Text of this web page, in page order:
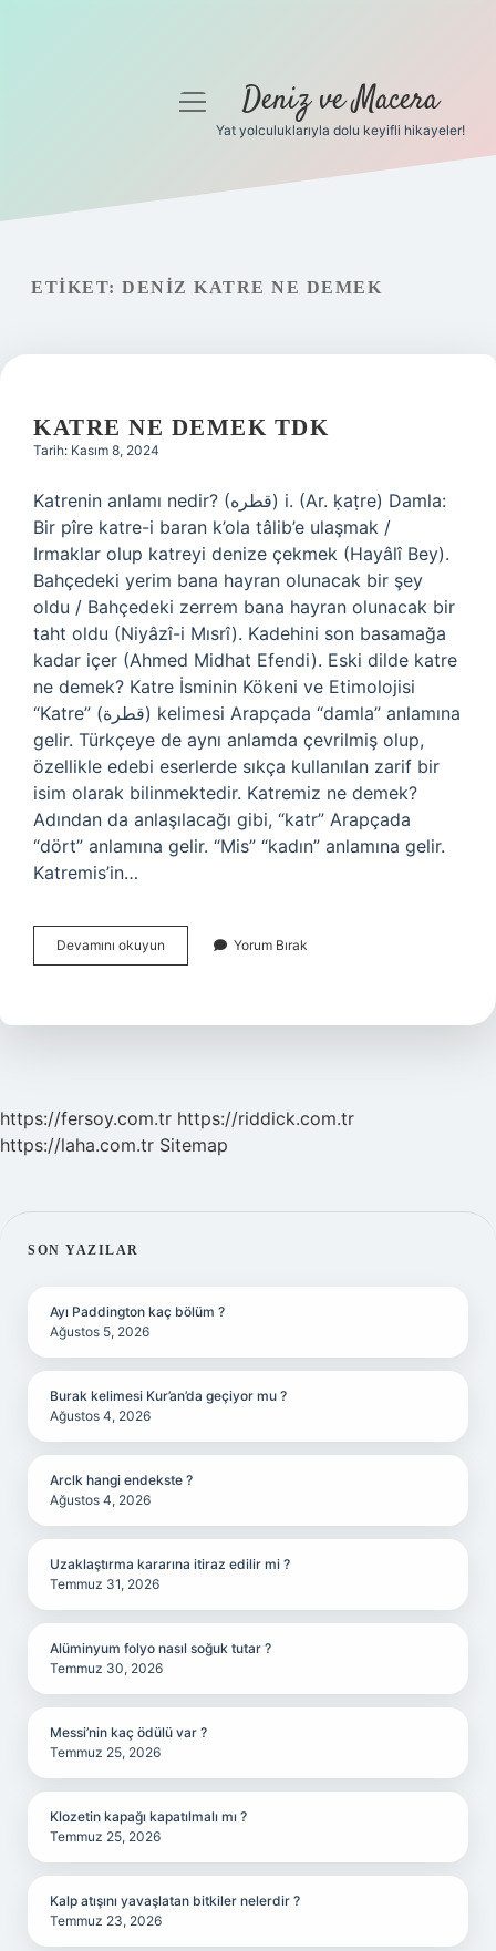
Gizlilik Politikası
menüyüDeniz ve Macera
Yat yolculuklarıyla dolu keyifli hikayeler!
ETIKET: DENIZ KATRE NE DEMEK
KATRE NE DEMEK TDK
Tarih: Kasım 8, 2024
Katrenin anlamı nedir? (ﻗﻄﺮﻩ) i. (Ar. ḳaṭre) Damla:
Bir pîre katre-i baran k’ola tâlib’e ulaşmak /
Irmaklar olup katreyi denize çekmek (Hayâlî Bey).
Bahçedeki yerim bana hayran olunacak bir şey
oldu / Bahçedeki zerrem bana hayran olunacak bir
taht oldu (Niyâzî-i Mısrî). Kadehini son basamağa
kadar içer (Ahmed Midhat Efendi). Eski dilde katre
ne demek? Katre İsminin Kökeni ve Etimolojisi
“Katre” (قطرة) kelimesi Arapçada “damla” anlamına
gelir. Türkçeye de aynı anlamda çevrilmiş olup,
özellikle edebi eserlerde sıkça kullanılan zarif bir
isim olarak bilinmektedir. Katremiz ne demek?
Adından da anlaşılacağı gibi, “katr” Arapçada
“dört” anlamına gelir. “Mis” “kadın” anlamına gelir.
Katremis’in…
Devamını okuyun
Ne
Yorum Bırak
https://fersoy.com.tr https://riddick.com.tr
https://laha.com.tr Sitemap
SIDEBAR
SON YAZILAR
Ayı Paddington kaç bölüm ?
Ağustos 5, 2026
Burak kelimesi Kur’an’da geçiyor mu ?
Ağustos 4, 2026
Arclk hangi endekste ?
Ağustos 4, 2026
Uzaklaştırma kararına itiraz edilir mi ?
Temmuz 31, 2026
Alüminyum folyo nasıl soğuk tutar ?
Temmuz 30, 2026
Messi’nin kaç ödülü var ?
Temmuz 25, 2026
Klozetin kapağı kapatılmalı mı ?
Temmuz 25, 2026
Kalp atışını yavaşlatan bitkiler nelerdir ?
Temmuz 23, 2026